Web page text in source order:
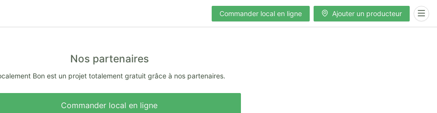
Commander local en ligne Ajouter un producteur
Nos partenaires
Bon est un projet totalement gratuit grâce à nos partenaires.
Commander local en ligne